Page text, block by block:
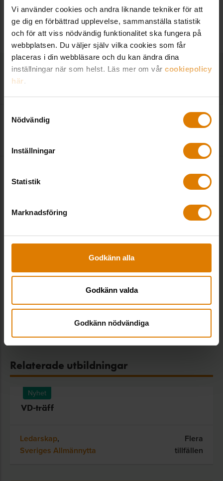
Vi använder cookies och andra liknande tekniker för att
ge dig en förbättrad upplevelse, sammanställa statistik
och för att viss nödvändig funktionalitet ska fungera på
webbplatsen. Du väljer själv vilka cookies som får
placeras i din webbläsare och du kan ändra dina
inställningar när som helst. Läs mer om vår cookiepolicy
här.
Nödvändig
Inställningar
Statistik
Marknadsföring
Godkänn alla
Godkänn valda
Godkänn nödvändiga
Fler notiser SE ALLA NOTISER
Tyck till om vår webb!
Anders Nordstrand i Boverkets insynsråd
Relaterade trycksaker
Hyressättnings- och
Allmännyttan, Ekonomi & skatt,
Kostnadsfri
Nyckeltal för städning i fastigheter
1700/3400kr
Relaterade utbildningar
Nyhet
VD-träff
Ledarskap,
Sveriges Allmännytta
Flera
tillfällen